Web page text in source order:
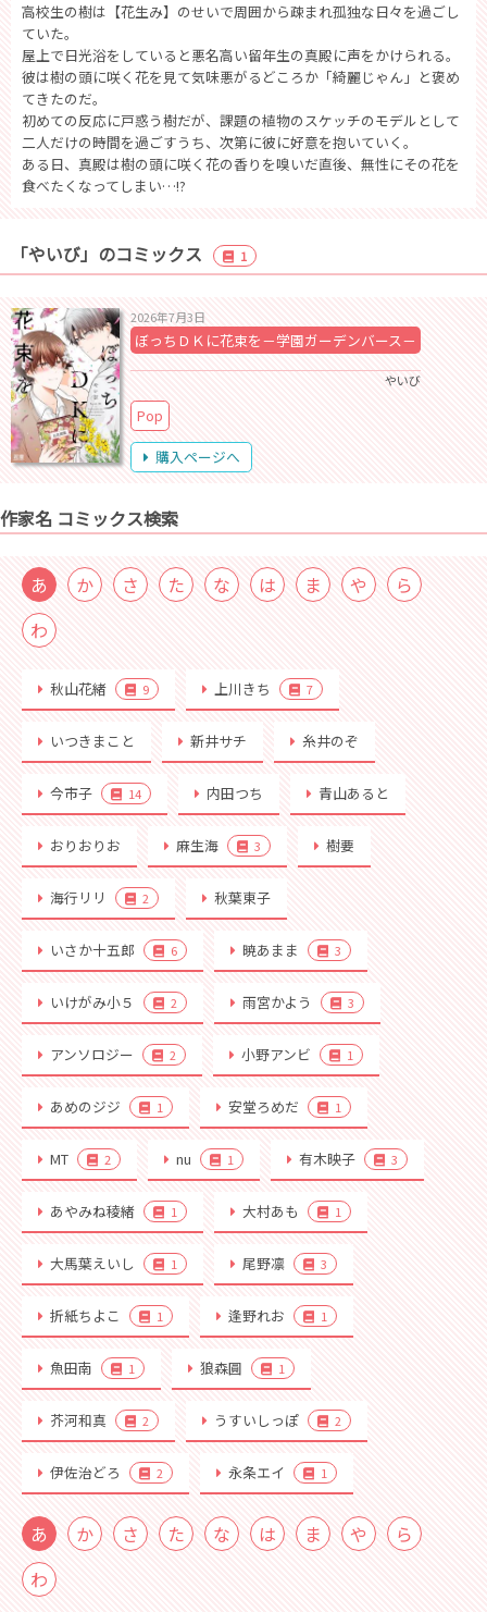
高校生の樹は【花生み】のせいで周囲から疎まれ孤独な日々を過ごし
ていた。
屋上で日光浴をしていると悪名高い留年生の真殿に声をかけられる。
彼は樹の頭に咲く花を見て気味悪がるどころか「綺麗じゃん」と褒め
てきたのだ。
初めての反応に戸惑う樹だが、課題の植物のスケッチのモデルとして
二人だけの時間を過ごすうち、次第に彼に好意を抱いていく。
ある日、真殿は樹の頭に咲く花の香りを嗅いだ直後、無性にその花を
食べたくなってしまい…!?
「やいび」のコミックス 1
2026年7月3日
ぼっちＤＫに花束を－学園ガーデンバース－
やいび
Pop
購入ページへ
作家名 コミックス検索
あ か さ た な は ま や
ら
わ
秋山花緒 9 上川きち 7
いつきまこと 新井サチ 糸井のぞ
今市子 14 内田つち 青山あると
おりおりお 麻生海 3 樹要
海行リリ 2 秋葉東子
いさか十五郎 6 暁あまま 3
いけがみ小５ 2 雨宮かよう 3
アンソロジー 2 小野アンビ 1
あめのジジ 1 安堂ろめだ 1
MT 2 nu 1 有木映子 3
あやみね稜緒 1 大村あも 1
大馬葉えいし 1 尾野凛 3
折紙ちよこ 1 逢野れお 1
魚田南 1 狼森圓 1
芥河和真 2 うすいしっぽ 2
伊佐治どろ 2 永条エイ 1
あ か さ た な は ま や
ら
わ